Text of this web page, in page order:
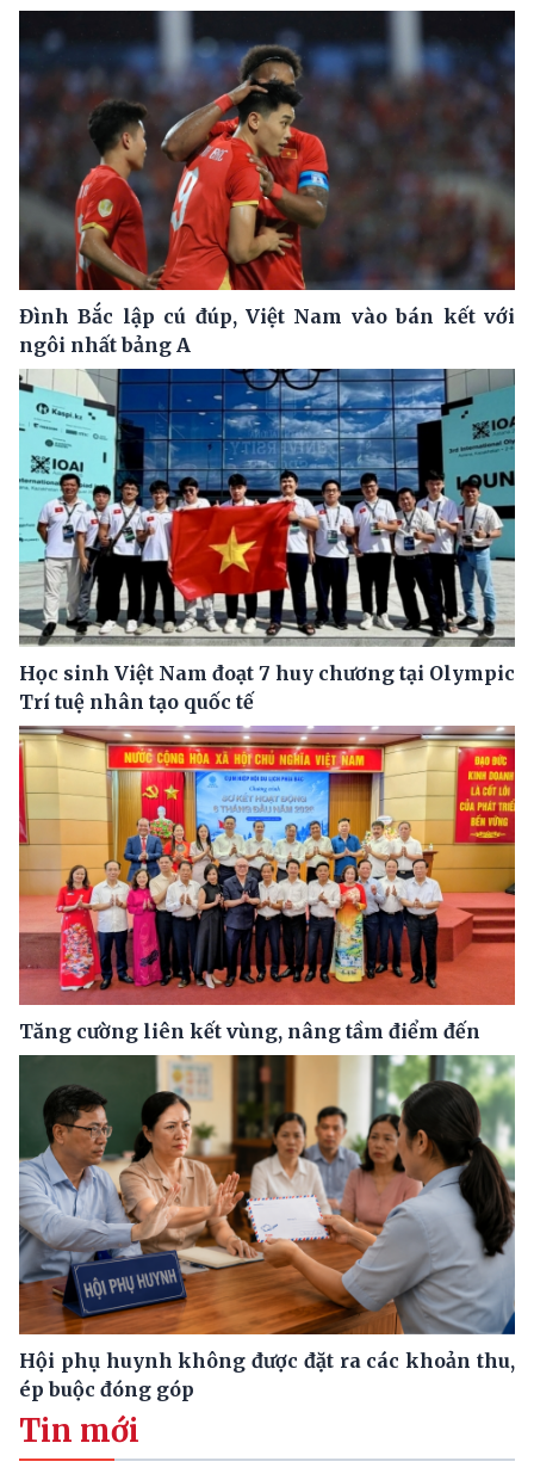
Đình Bắc lập cú đúp, Việt Nam vào bán kết với
ngôi nhất bảng A
Học sinh Việt Nam đoạt 7 huy chương tại Olympic
Trí tuệ nhân tạo quốc tế
Tăng cường liên kết vùng, nâng tầm điểm đến
Hội phụ huynh không được đặt ra các khoản thu,
ép buộc đóng góp
Tin mới